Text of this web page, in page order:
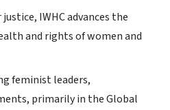
IWHC advances the
and rights of women and
feminist leaders,
primarily in the Global